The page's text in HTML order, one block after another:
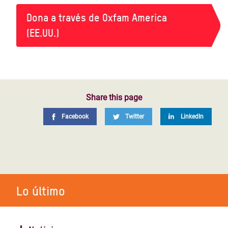
Dona a través de Oxfam America
(EE.UU.)
Share this page
Facebook Twitter LinkedIn
Lo último